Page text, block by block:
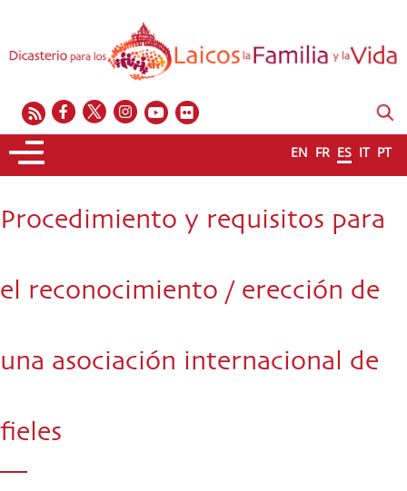
EN FR ES IT PT
Procedimiento y requisitos para
el reconocimiento / erección de
una asociación internacional de
fieles